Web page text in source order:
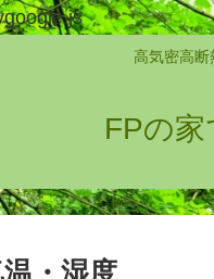
高気密高断
FPの家
・湿度